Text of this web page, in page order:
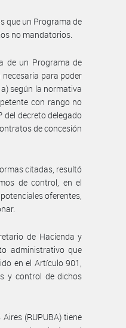
que un Programa de
no mandatorios.
de un Programa de
para poder
según la normativa
con rango no
del decreto delegado
de concesión
citadas, resultó
de control, en el
oferentes,
de Hacienda y
administrativo que
en el Artículo 901,
y control de dichos
(RUPUBA) tiene